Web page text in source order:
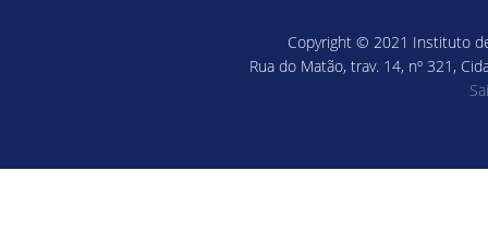
Copyright © 2021 Instituto
Rua do Matão, trav. 14, nº 321,